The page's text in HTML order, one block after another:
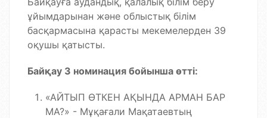
ұйымдарынан және облыстық білім
басқармасына қарасты мекемелерден 39
оқушы қатысты.
Байқау 3 номинация бойынша өтті:
«АЙТЫП ӨТКЕН АҚЫНДА АРМАН БАР
МА?» - Мұқағали Мақатаевтың